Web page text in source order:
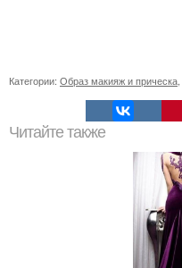
Категории: Образ макияж и прическа,
Читайте также